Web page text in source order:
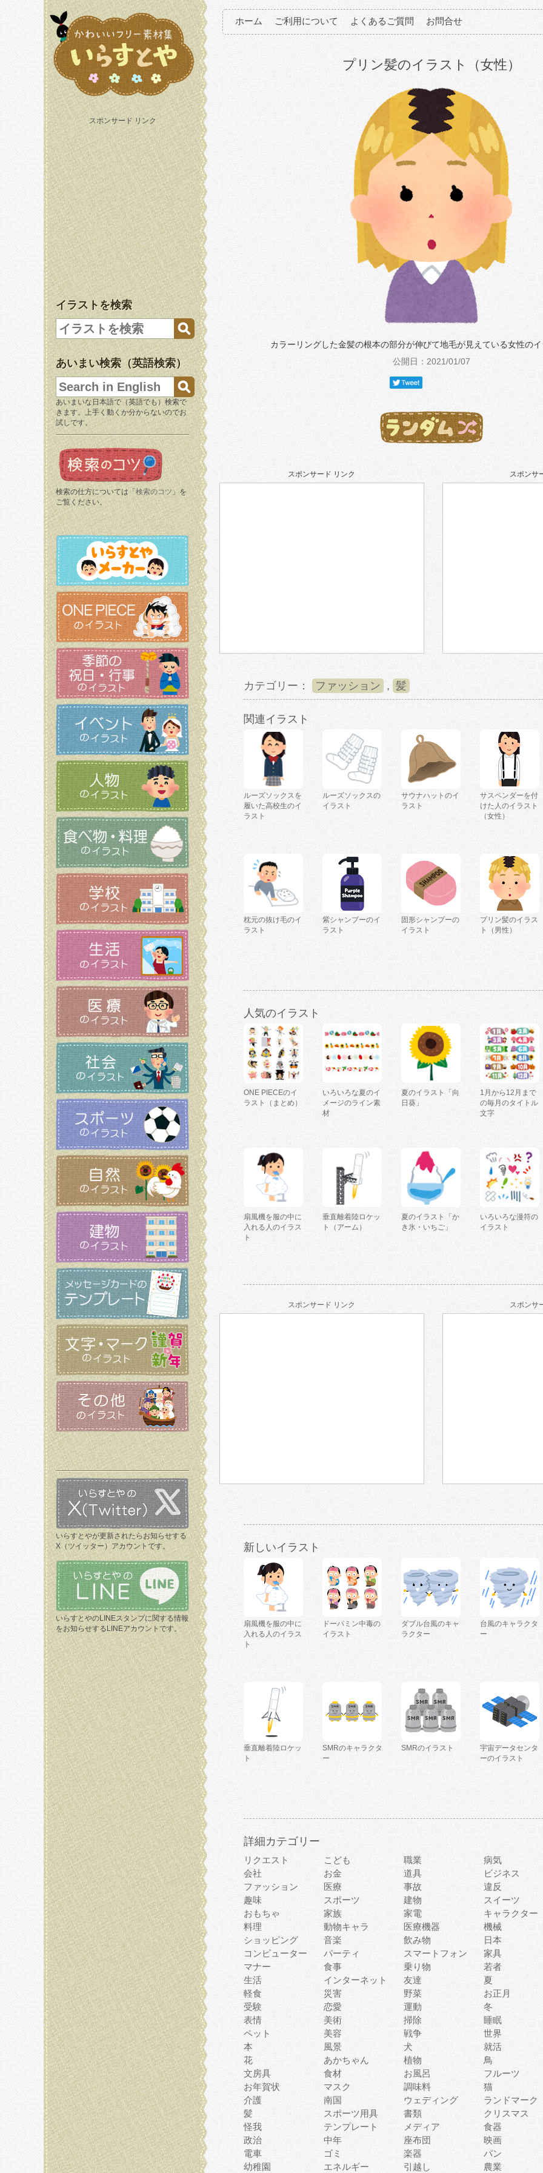
スポンサード リンク
イラストを検索
あいまい検索（英語検索）
あいまいな日本語で（英語でも）検索で
きます。上手く動くか分からないのでお
試しです。
検索の仕方については「 検索のコツ 」を
ご覧ください。
いらすとやが更新されたらお知らせする
X（ツイッター）アカウントです。
いらすとやのLINEスタンプに関する情報
をお知らせするLINEアカウントです。
ホーム ご利用について よくあるご質問 お問合せ
プリン髪のイラスト（女性）
カラーリングした金髪の根本の部分が伸びて地毛が見えている女性の
公開日：2021/01/07
スポンサード リンク スポンサ
カテゴリー： ファッション , 髪
関連イラスト
ルーズソックスを
履いた高校生のイ
ラスト
ルーズソックスの
イラスト
サウナハットのイ
ラスト
サスペンダーを付
けた人のイラスト
（女性）
枕元の抜け毛のイ
ラスト
紫シャンプーのイ
ラスト
固形シャンプーの
イラスト
プリン髪のイラス
ト（男性）
人気のイラスト
ONE PIECEのイ
ラスト（まとめ）
いろいろな夏のイ
メージのライン素
材
夏のイラスト「向
日葵」
1月から12月まで
の毎月のタイトル
文字
扇風機を服の中に
入れる人のイラス
ト
垂直離着陸ロケッ
ト（アーム）
夏のイラスト「か
き氷・いちご」
いろいろな漫符の
イラスト
スポンサード リンク スポンサ
新しいイラスト
扇風機を服の中に
入れる人のイラス
ト
ドーパミン中毒の
イラスト
ダブル台風のキャ
ラクター
台風のキャラクタ
ー
垂直離着陸ロケッ
ト
SMRのキャラクタ
ー
SMRのイラスト
宇宙データセンタ
ーのイラスト
詳細カテゴリー
リクエスト こども 職業
病気
会社
お金 道具
ビジネス
ファッション
医療 事故
違反
趣味
スポーツ 建物
スイーツ
おもちゃ
家族 家電
キャラクター
料理
動物キャラ 医療機器
機械
ショッピング
音楽 飲み物
日本
コンピューター
パーティ スマートフォン
家具
マナー
食事 乗り物
若者
生活
インターネット 友達
夏
軽食
災害 野菜
お正月
受験
恋愛 運動
冬
表情
美術 掃除
睡眠
ペット
美容 戦争
世界
本
風景 犬
就活
花
あかちゃん 植物
鳥
文房具
食材 お風呂
フルーツ
お年賀状
マスク 調味料
猫
介護
南国 ウェディング
ランドマーク
髪
スポーツ用具 書類
クリスマス
怪我
テンプレート メディア
食器
政治
中年 座布団
映画
電車
ゴミ 楽器
パン
幼稚園
エネルギー 引越し 農業